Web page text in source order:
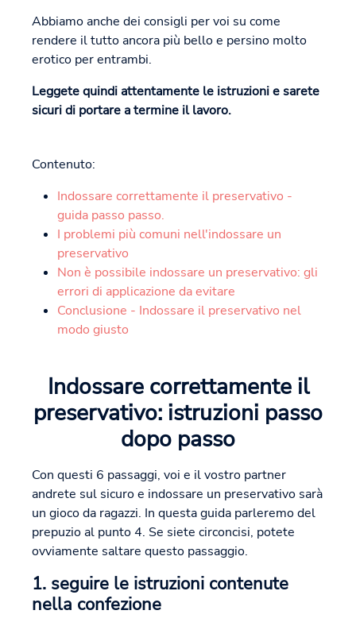
Abbiamo anche dei consigli per voi su come
rendere il tutto ancora più bello e persino molto
erotico per entrambi.
Leggete quindi attentamente le istruzioni e sarete
sicuri di portare a termine il lavoro.
Contenuto:
Indossare correttamente il preservativo -
guida passo passo.
I problemi più comuni nell'indossare un
preservativo
Non è possibile indossare un preservativo: gli
errori di applicazione da evitare
Conclusione - Indossare il preservativo nel
modo giusto
Indossare correttamente il
preservativo: istruzioni passo
dopo passo
Con questi 6 passaggi, voi e il vostro partner
andrete sul sicuro e indossare un preservativo sarà
un gioco da ragazzi. In questa guida parleremo del
prepuzio al punto 4. Se siete circoncisi, potete
ovviamente saltare questo passaggio.
1. seguire le istruzioni contenute
nella confezione